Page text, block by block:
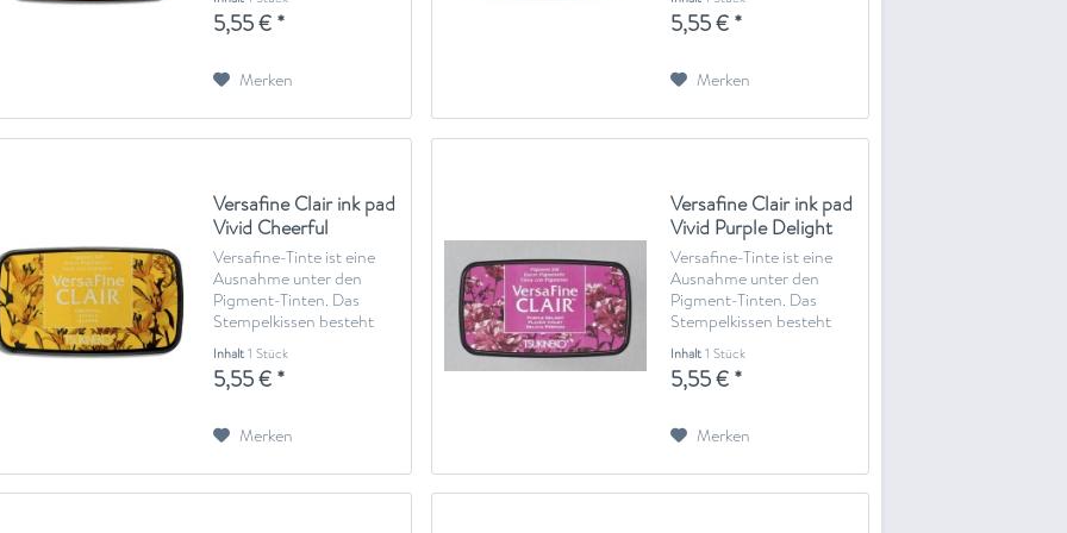
mit einer Stoffschicht
überzogen wurde, anstelle
Gewebes. Versafine-Tinte
wird auf Ölbasis
hergestellt...
5,55 € *
Merken
mit einer Stoffschicht
überzogen wurde, anstelle
Gewebes. Versafine-Tinte
wird auf Ölbasis
hergestellt...
5,55 € *
Merken
Versafine Clair ink pad
Vivid Cheerful
Versafine-Tinte ist eine
Ausnahme unter den
Pigment-Tinten. Das
Stempelkissen besteht
aus stabilem Filz, welches
mit einer Stoffschicht
überzogen wurde, anstelle
Gewebes. Versafine-Tinte
wird auf Ölbasis
hergestellt...
Inhalt1 Stück
5,55 € *
Merken
Versafine Clair ink pad
Vivid Purple Delight
Versafine-Tinte ist eine
Ausnahme unter den
Pigment-Tinten. Das
Stempelkissen besteht
aus stabilem Filz, welches
mit einer Stoffschicht
überzogen wurde, anstelle
Gewebes. Versafine-Tinte
wird auf Ölbasis
hergestellt...
Inhalt1 Stück
5,55 € *
Merken